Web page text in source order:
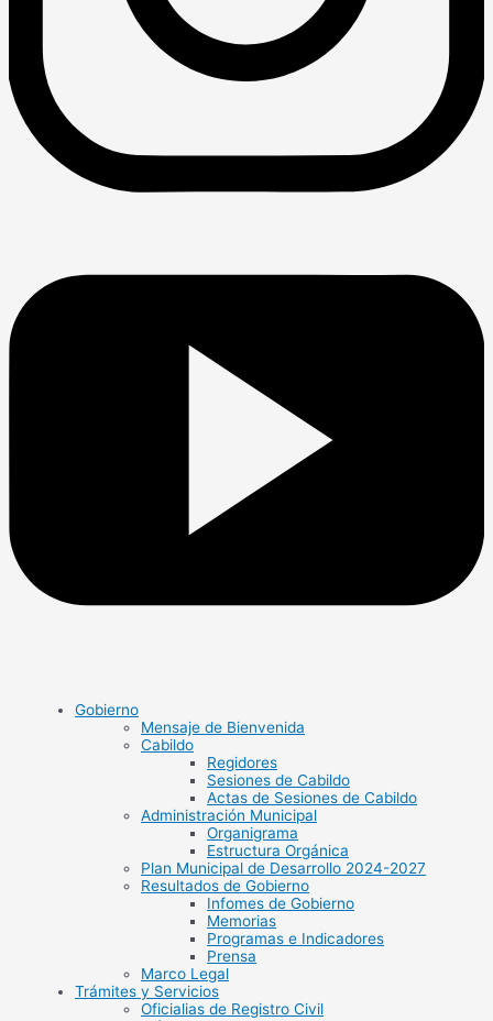
Gobierno
Mensaje de Bienvenida
Cabildo
Regidores
Sesiones de Cabildo
Actas de Sesiones de Cabildo
Administración Municipal
Organigrama
Estructura Orgánica
Plan Municipal de Desarrollo 2024-2027
Resultados de Gobierno
Infomes de Gobierno
Memorias
Programas e Indicadores
Prensa
Marco Legal
Trámites y Servicios
Oficialias de Registro Civil